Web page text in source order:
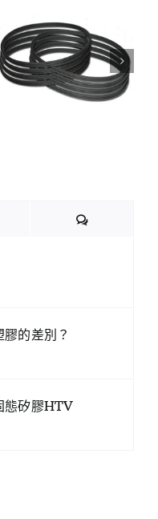
Comments
的差別？
態矽膠HTV